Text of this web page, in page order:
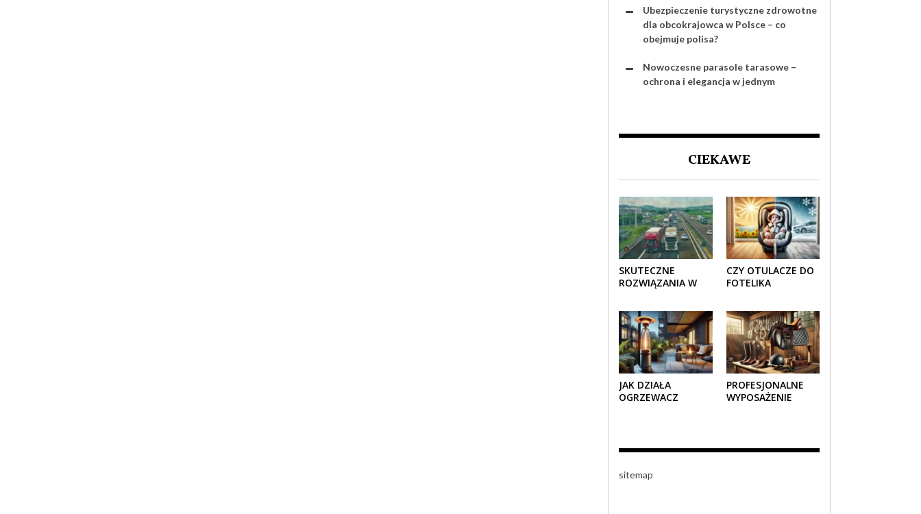
Ubezpieczenie turystyczne zdrowotne
dla obcokrajowca w Polsce – co
obejmuje polisa?
Nowoczesne parasole tarasowe –
ochrona i elegancja w jednym
CIEKAWE
SKUTECZNE
ROZWIĄZANIA W
DREWNIANE I
TEKTUROWE
CZY OTULACZE DO
FOTELIKA
LATEM I ZIMĄ?
JAK DZIAŁA
OGRZEWACZ
PROFESJONALNE
WYPOSAŻENIE
sitemap